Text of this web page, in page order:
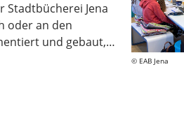
EAB Jena
Stadtbücherei Jena
oder an den
und gebaut,…